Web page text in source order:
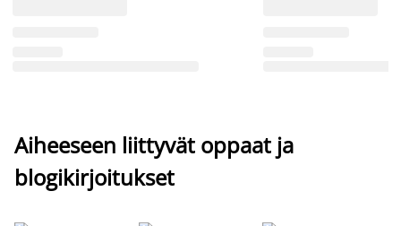
Aiheeseen liittyvät oppaat ja
blogikirjoitukset